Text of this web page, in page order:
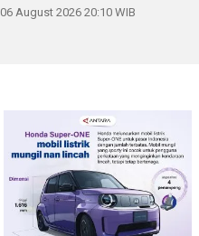
06 August 2026 20:10 WIB